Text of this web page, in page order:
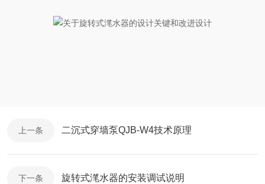
上一条 二沉式穿墙泵QJB-W4技术原理
下一条 旋转式滗水器的安装调试说明